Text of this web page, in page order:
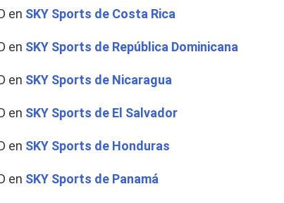
en SKY Sports de Costa Rica
en SKY Sports de República Dominicana
en SKY Sports de Nicaragua
en SKY Sports de El Salvador
en SKY Sports de Honduras
en SKY Sports de Panamá